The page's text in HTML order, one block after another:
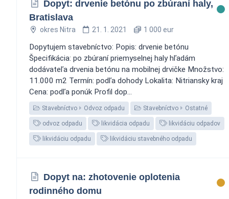
Dopyt: drvenie betónu po zbúraní haly,
Bratislava
okres Nitra 21. 1. 2021 1 000 eur
Dopytujem stavebníctvo: Popis: drvenie betónu
Špecifikácia: po zbúraní priemyselnej haly hľadám
dodávateľa drvenia betónu na mobilnej drvičke Množstvo:
11.000 m2 Termín: podľa dohody Lokalita: Nitriansky kraj
Cena: podľa ponúk Profil dop...
Stavebníctvo Odvoz odpadu Stavebníctvo Ostatné
odvoz odpadu likvidácia odpadu likvidáciu odpadov
likvidáciu odpadu likvidáciu stavebného odpadu
Dopyt na: zhotovenie oplotenia
rodinného domu